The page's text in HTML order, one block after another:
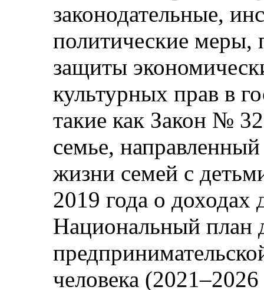
законодательные,
политические меры,
защиты
культурных прав в
такие как Закон №
семье,
жизни семей с
2019 года о доходах
Национальный план
человека